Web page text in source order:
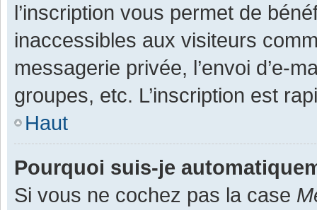
l’inscription vous permet de
inaccessibles aux visiteurs
messagerie privée, l’envoi d’e-
groupes, etc. L’inscription est
Haut
Pourquoi suis-je
Si vous ne cochez pas la case